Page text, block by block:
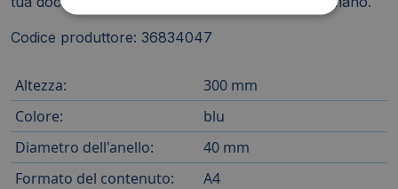
Codice produttore: 36834047
Altezza:
300 mm
Colore:
blu
Diametro dell'anello:
40 mm
Formato del contenuto:
A4